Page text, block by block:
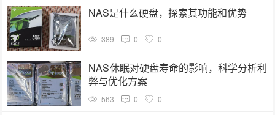
NAS是什么硬盘，探索其功能和优势
389 0 0
NAS休眠对硬盘寿命的影响，科学分析利
弊与优化方案
563 0 0